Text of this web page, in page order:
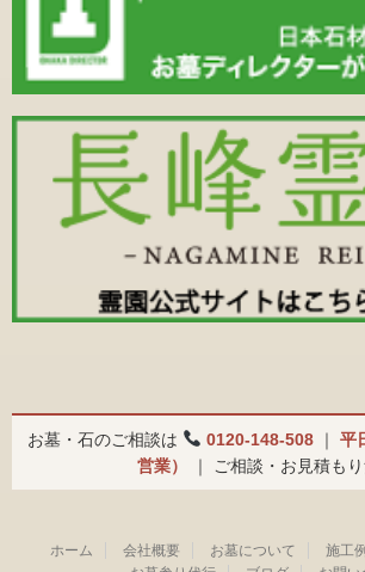
お墓・石のご相談は 0120-148-508｜ 平
営業）
｜ ご相談・お見積も
ホーム 会社概要 お墓について 施工